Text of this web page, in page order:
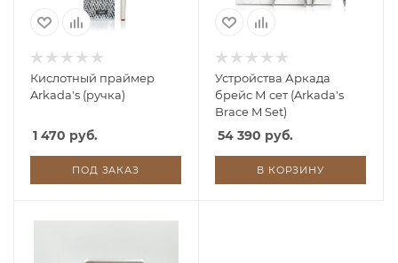
Кислотный праймер
Arkada's (ручка)
1 470 руб.
ПОД ЗАКАЗ
Устройства Аркада
брейс М сет (Arkada's
Brace M Set)
54 390 руб.
В КОРЗИНУ